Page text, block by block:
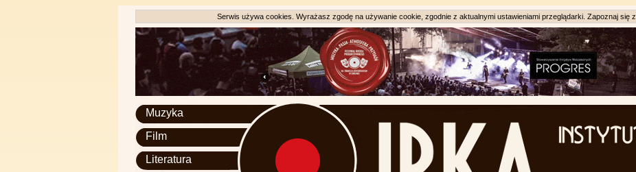
Serwis używa cookies. Wyrażasz zgodę na używanie cookie, zgodnie z aktualnymi ustawieniami przeglądarki. Zapoznaj się z
Muzyka
Film
Literatura